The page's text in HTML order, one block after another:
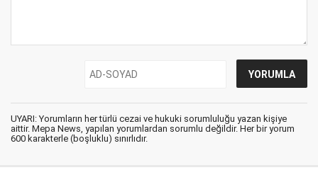
UYARI: Yorumların her türlü cezai ve hukuki sorumluluğu yazan kişiye
aittir. Mepa News, yapılan yorumlardan sorumlu değildir. Her bir yorum
600 karakterle (boşluklu) sınırlıdır.